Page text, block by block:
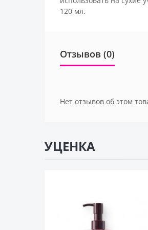
120 мл.
Отзывов (0)
Нет отзывов об этом
УЦЕНКА